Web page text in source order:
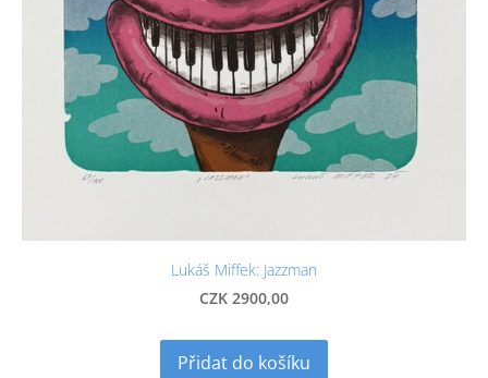
Lukáš Miffek: Jazzman
CZK 2900,00
Přidat do košíku